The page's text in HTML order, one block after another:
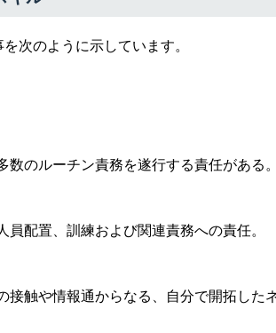
次のように示しています。
のルーチン責務を遂行する責任がある。
配置、訓練および関連責務への責任。
触や情報通からなる、自分で開拓した